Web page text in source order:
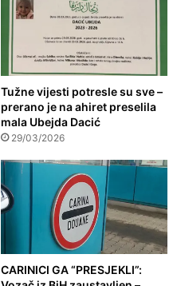
Tužne vijesti potresle su sve –
prerano je na ahiret preselila
mala Ubejda Dacić
29/03/2026
CARINICI GA “PRESJEKLI”: